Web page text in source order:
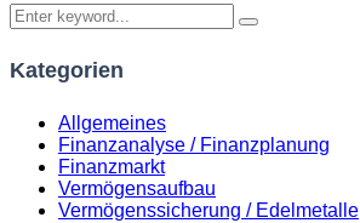
Kategorien
Allgemeines
Finanzanalyse / Finanzplanung
Finanzmarkt
Vermögensaufbau
Vermögenssicherung / Edelmetalle